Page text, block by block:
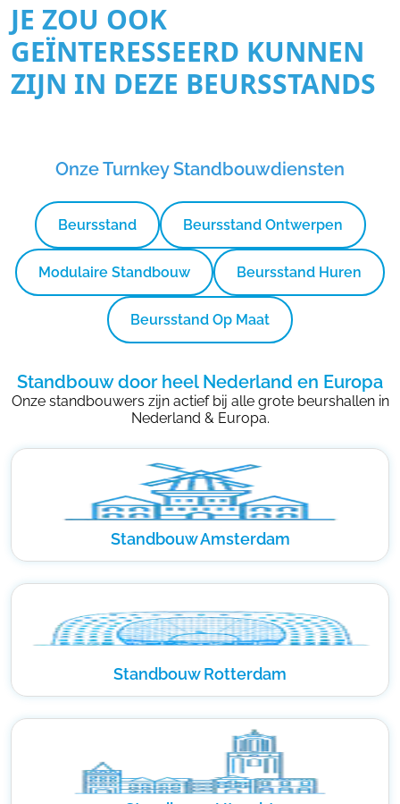
JE ZOU OOK
GEÏNTERESSEERD KUNNEN
ZIJN IN DEZE BEURSSTANDS
Onze Turnkey Standbouwdiensten
Beursstand Beursstand Ontwerpen
Modulaire Standbouw Beursstand Huren
Beursstand Op Maat
Standbouw door heel Nederland en Europa
Onze standbouwers zijn actief bij alle grote beurshallen in
Nederland & Europa.
Standbouw Amsterdam
Standbouw Rotterdam